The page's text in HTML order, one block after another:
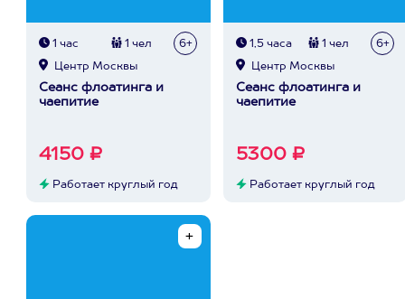
1 час 1 чел 6+
Центр Москвы
Сеанс флоатинга и
чаепитие
4150 ₽
Работает круглый год
1,5 часа 1 чел 6+
Центр Москвы
Сеанс флоатинга и
чаепитие
5300 ₽
Работает круглый год